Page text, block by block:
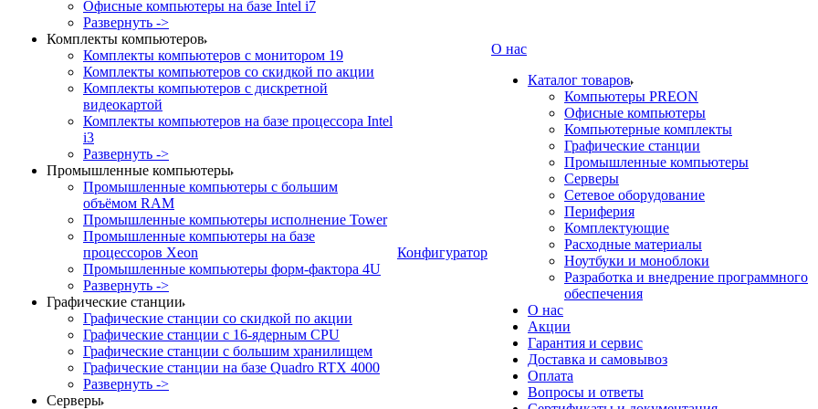
Офисные компьютеры на базе Intel i7
Развернуть ->
Комплекты компьютеров
Комплекты компьютеров с монитором 19
Комплекты компьютеров со скидкой по акции
Комплекты компьютеров с дискретной
видеокартой
Комплекты компьютеров на базе процессора Intel
i3
Развернуть ->
Промышленные компьютеры
Промышленные компьютеры с большим
объёмом RAM
Промышленные компьютеры исполнение Tower
Промышленные компьютеры на базе
процессоров Xeon
Промышленные компьютеры форм-фактора 4U
Развернуть ->
Графические станции
Графические станции со скидкой по акции
Графические станции с 16-ядерным CPU
Графические станции с большим хранилищем
Графические станции на базе Quadro RTX 4000
Развернуть ->
Серверы
Конфигуратор
О нас
Каталог товаров
Компьютеры PREON
Офисные компьютеры
Компьютерные комплекты
Графические станции
Промышленные компьютеры
Серверы
Сетевое оборудование
Периферия
Комплектующие
Расходные материалы
Ноутбуки и моноблоки
Разработка и внедрение программного
обеспечения
О нас
Акции
Гарантия и сервис
Доставка и самовывоз
Оплата
Вопросы и ответы